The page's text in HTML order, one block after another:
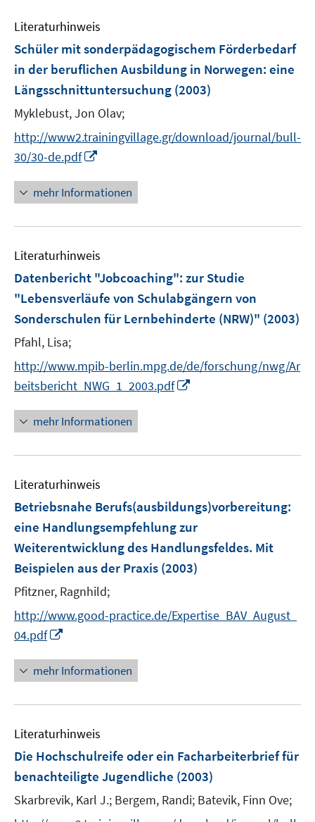
Literaturhinweis
Schüler mit sonderpädagogischem Förderbedarf
in der beruflichen Ausbildung in Norwegen: eine
Längsschnittuntersuchung (2003)
Myklebust, Jon Olav;
http://www2.trainingvillage.gr/download/journal/bull-
30/30-de.pdf
n
e
u
m
F
e
n
s
e
r
ö
f
f
e
mehr Informationen
Literaturhinweis
Datenbericht "Jobcoaching": zur Studie
"Lebensverläufe von Schulabgängern von
Sonderschulen für Lernbehinderte (NRW)" (2003)
Pfahl, Lisa;
http://www.mpib-berlin.mpg.de/de/forschung/nwg/Ar
beitsbericht_NWG_1_2003.pdf
u
F
e
n
s
t
ö
n
mehr Informationen
Literaturhinweis
Betriebsnahe Berufs(ausbildungs)vorbereitung:
eine Handlungsempfehlung zur
Weiterentwicklung des Handlungsfeldes. Mit
Beispielen aus der Praxis (2003)
Pfitzner, Ragnhild;
http://www.good-practice.de/Expertise_BAV_August_
04.pdf
n
e
u
m
F
n
s
mehr Informationen
Literaturhinweis
Die Hochschulreife oder ein Facharbeiterbrief für
benachteiligte Jugendliche (2003)
Skarbrevik, Karl J.; Bergem, Randi; Batevik, Finn Ove;